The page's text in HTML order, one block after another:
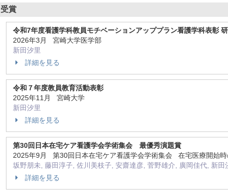
受賞
令和7年度看護学科教員モチベーションアッププラン看護学科表彰
2026年3月 宮崎大学医学部
新田汐里
詳細を見る
令和７年度教員教育活動表彰
2025年11月 宮崎大学
新田汐里
詳細を見る
第30回日本在宅ケア看護学会学術集会 最優秀演題賞
2025年9月 第30回日本在宅ケア看護学会学術集会 在宅医療開始
坂野朋未, 藤田淳子, 佐川美枝子, 安齋達彦, 菅野雄介, 廣岡佳代, 新田
詳細を見る